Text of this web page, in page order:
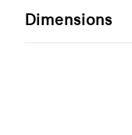
Dimensions